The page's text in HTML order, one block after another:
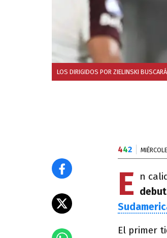
LOS DIRIGIDOS POR ZIELINSKI
442
E n
El primer